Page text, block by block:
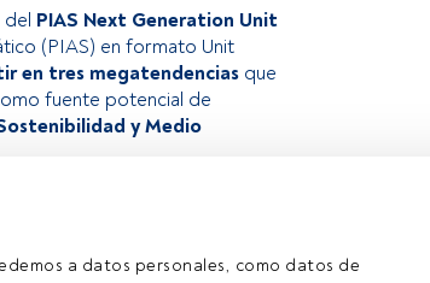
a datos personales, como datos de
del PIAS Next Generation Unit
(PIAS) en formato Unit
en tres megatendencias que
fuente potencial de
y Medio
no tienes cuenta, te